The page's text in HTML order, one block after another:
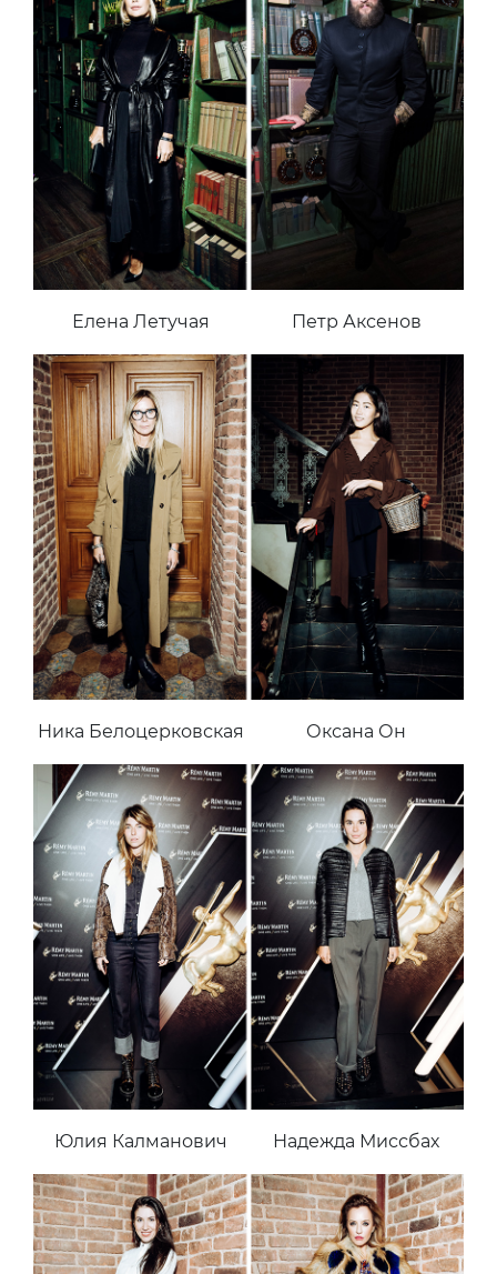
Елена Летучая Петр Аксенов
Ника Белоцерковская Оксана Он
Юлия Калманович Надежда Миссбах